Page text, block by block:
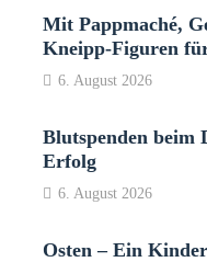
Mit Pappmaché,
Kneipp-Figuren
6. August 2026
Blutspenden beim
Erfolg
6. August 2026
Osten – Ein